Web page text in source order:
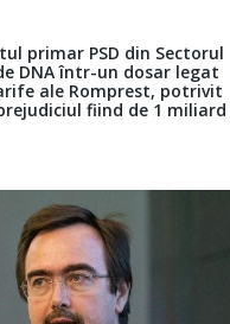
primar PSD din Sectorul
DNA într-un dosar legat
ale Romprest, potrivit
fiind de 1 miliard